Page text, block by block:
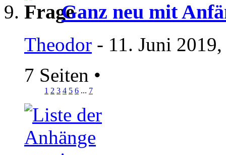
Ganz neu mit
Theodor - 11. Juni
7 Seiten •
1 2 3 4 5 6 ... 7